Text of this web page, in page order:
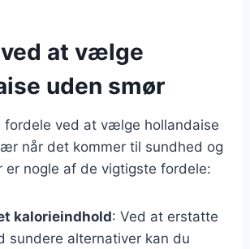
at vælge
uden smør
fordele ved at vælge hollandaise
når det kommer til sundhed og
er nogle af de vigtigste fordele:
kalorieindhold: Ved at erstatte
sundere alternativer kan du